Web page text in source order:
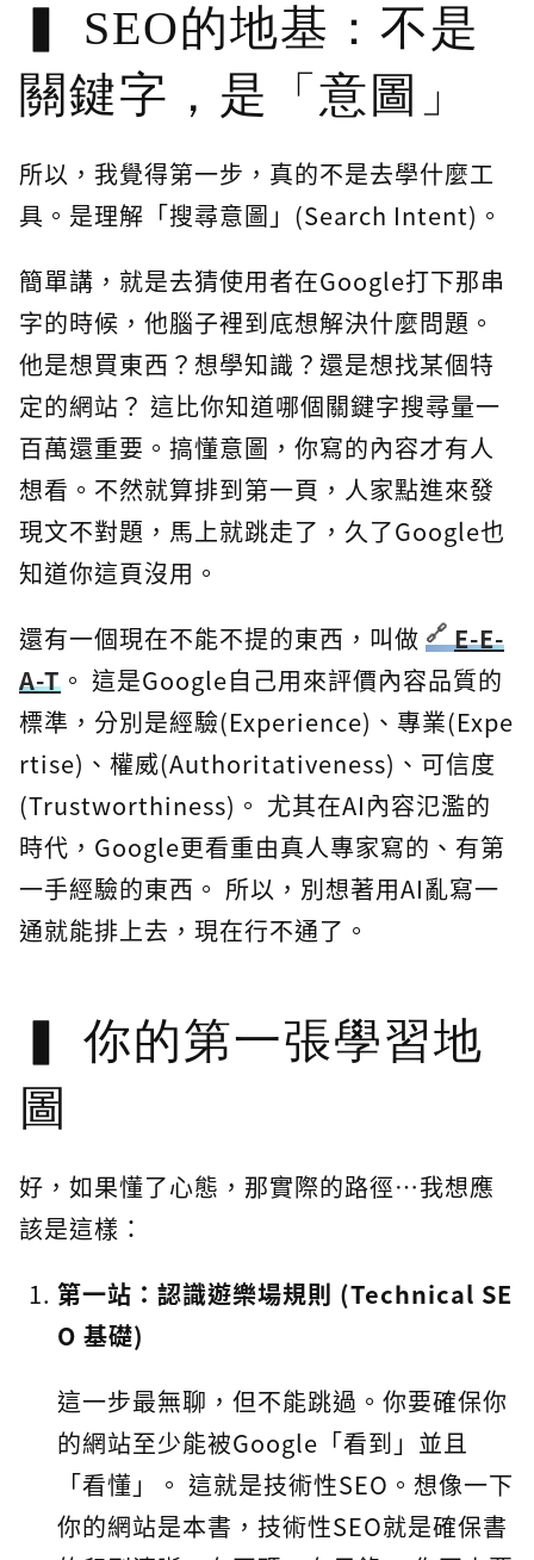
SEO的地基：不是
關鍵字，是「意圖」
所以，我覺得第一步，真的不是去學什麼工
具。是理解「搜尋意圖」(Search Intent)。
簡單講，就是去猜使用者在Google打下那串
字的時候，他腦子裡到底想解決什麼問題。
他是想買東西？想學知識？還是想找某個特
定的網站？ 這比你知道哪個關鍵字搜尋量一
百萬還重要。搞懂意圖，你寫的內容才有人
想看。不然就算排到第一頁，人家點進來發
現文不對題，馬上就跳走了，久了Google也
知道你這頁沒用。
還有一個現在不能不提的東西，叫做
E-E-
A-T 。 這是Google自己用來評價內容品質的
標準，分別是經驗(Experience)、專業(Expe
rtise)、權威(Authoritativeness)、可信度
(Trustworthiness)。 尤其在AI內容氾濫的
時代，Google更看重由真人專家寫的、有第
一手經驗的東西。 所以，別想著用AI亂寫一
通就能排上去，現在行不通了。
你的第一張學習地
圖
好，如果懂了心態，那實際的路徑…我想應
該是這樣：
第一站：認識遊樂場規則 (Technical SE
O 基礎)
這一步最無聊，但不能跳過。你要確保你
的網站至少能被Google「看到」並且
「看懂」。 這就是技術性SEO。想像一下
你的網站是本書，技術性SEO就是確保書